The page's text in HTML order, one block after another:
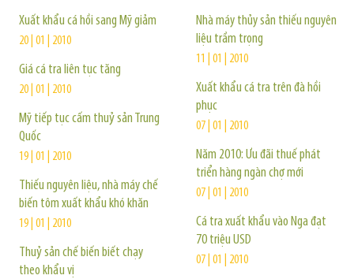
Xuất khẩu cá hồi sang Mỹ giảm
20 | 01 | 2010
Giá cá tra liên tục tăng
20 | 01 | 2010
Mỹ tiếp tục cấm thuỷ sản Trung
Quốc
19 | 01 | 2010
Thiếu nguyên liệu, nhà máy chế
biến tôm xuất khẩu khó khăn
19 | 01 | 2010
Thuỷ sản chế biến biết chạy
theo khẩu vị
Nhà máy thủy sản thiếu nguyên
liệu trầm trọng
11 | 01 | 2010
Xuất khẩu cá tra trên đà hồi
phục
07 | 01 | 2010
Năm 2010: Ưu đãi thuế phát
triển hàng ngàn chợ mới
07 | 01 | 2010
Cá tra xuất khẩu vào Nga đạt
70 triệu USD
07 | 01 | 2010